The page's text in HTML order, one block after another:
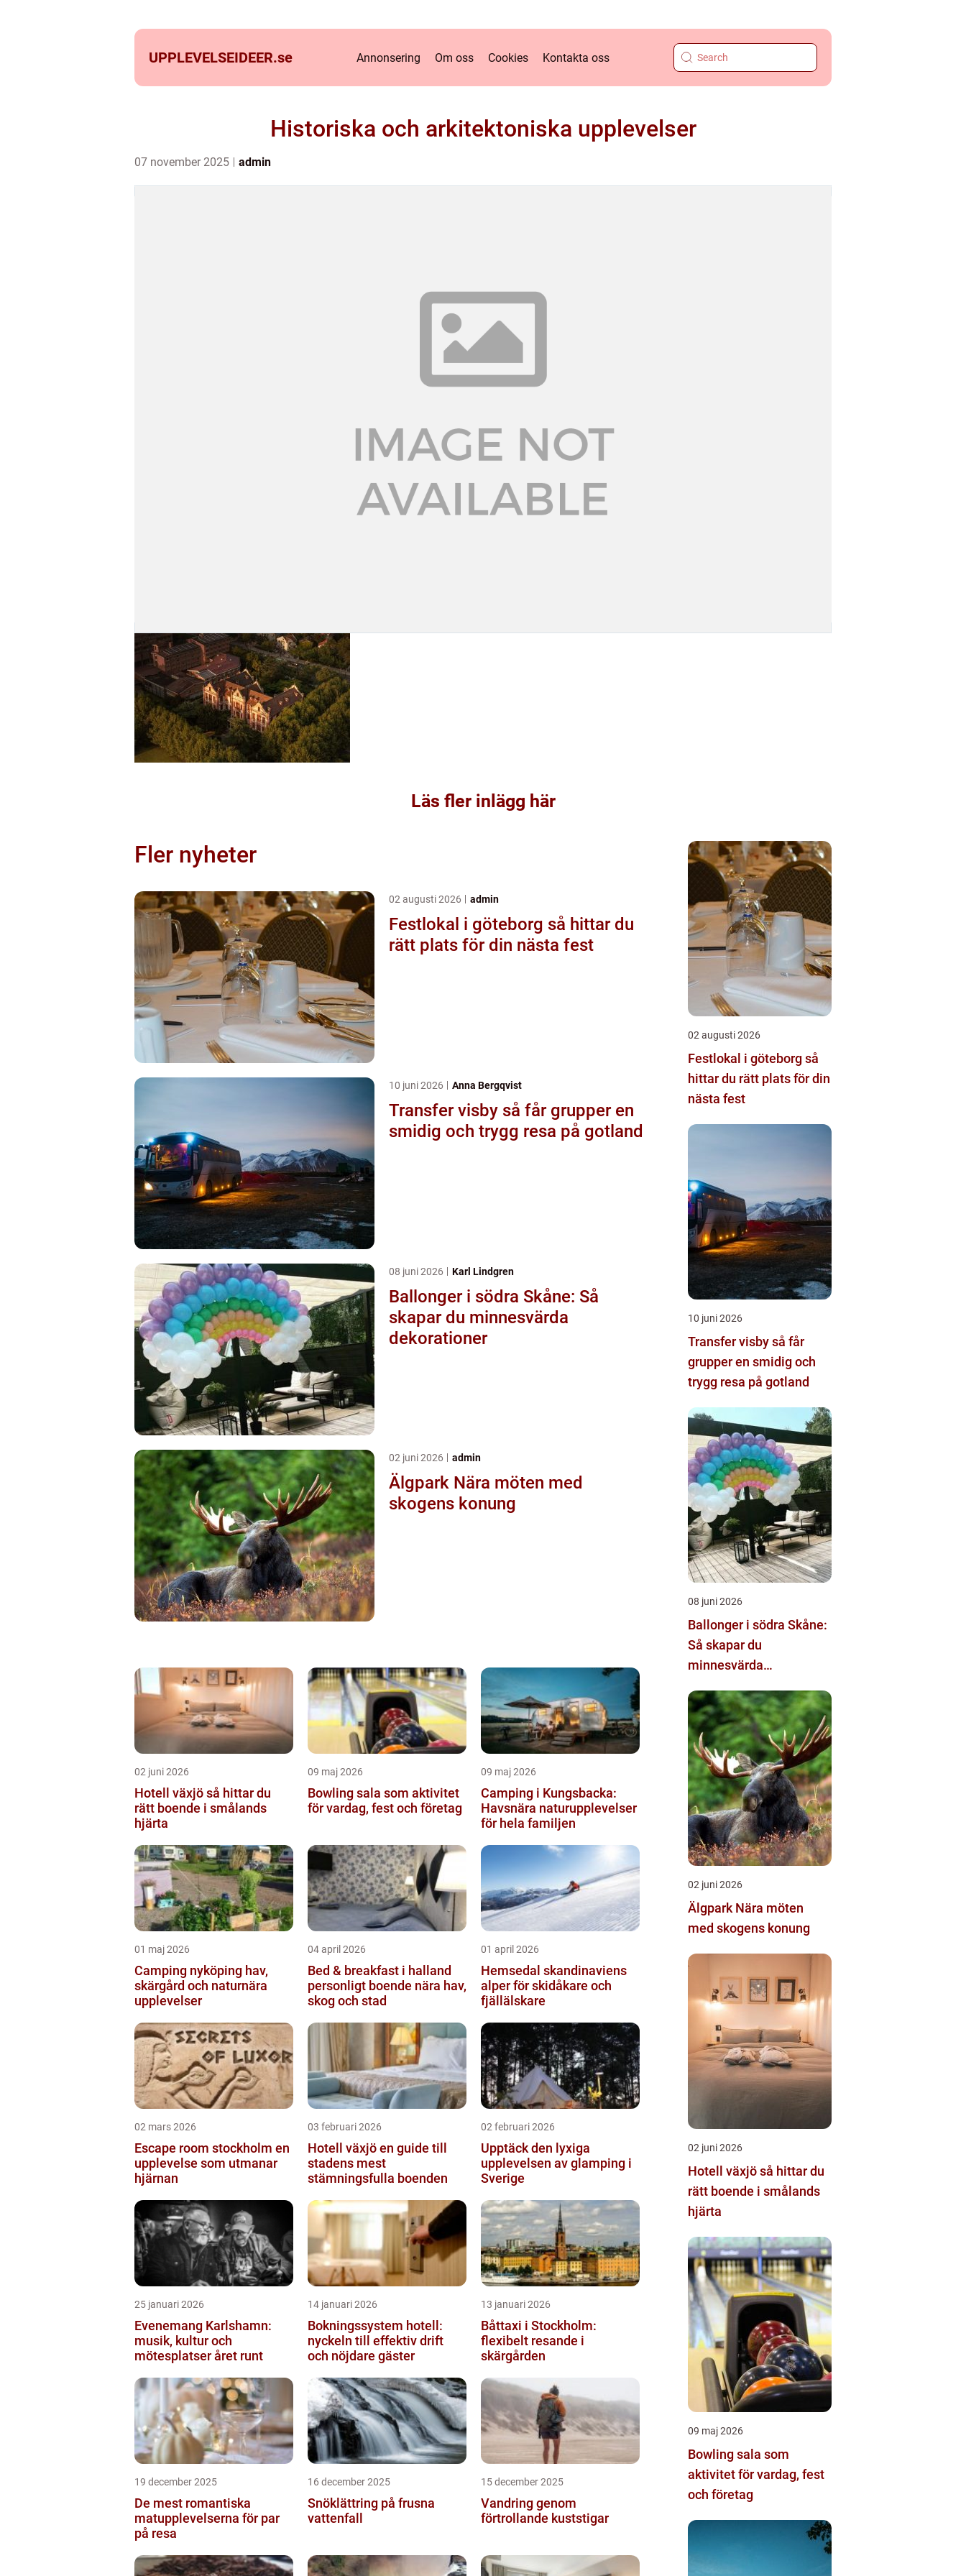
UPPLEVELSEIDEER.se Annonsering Om oss Cookies Kontakta oss
Historiska och arkitektoniska upplevelser
07 november 2025 admin
Läs fler inlägg här
Fler nyheter
02 augusti 2026 admin
Festlokal i göteborg så hittar du
rätt plats för din nästa fest
10 juni 2026 Anna Bergqvist
Transfer visby så får grupper en
smidig och trygg resa på gotland
08 juni 2026 Karl Lindgren
Ballonger i södra Skåne: Så
skapar du minnesvärda
dekorationer
02 juni 2026 admin
Älgpark Nära möten med
skogens konung
02 juni 2026
Hotell växjö så hittar du
rätt boende i smålands
hjärta
09 maj 2026
Bowling sala som aktivitet
för vardag, fest och företag
09 maj 2026
Camping i Kungsbacka:
Havsnära naturupplevelser
för hela familjen
01 maj 2026
Camping nyköping hav,
skärgård och naturnära
upplevelser
04 april 2026
Bed & breakfast i halland
personligt boende nära hav,
skog och stad
01 april 2026
Hemsedal skandinaviens
alper för skidåkare och
fjällälskare
02 mars 2026
Escape room stockholm en
upplevelse som utmanar
hjärnan
03 februari 2026
Hotell växjö en guide till
stadens mest
stämningsfulla boenden
02 februari 2026
Upptäck den lyxiga
upplevelsen av glamping i
Sverige
25 januari 2026
Evenemang Karlshamn:
musik, kultur och
mötesplatser året runt
14 januari 2026
Bokningssystem hotell:
nyckeln till effektiv drift
och nöjdare gäster
13 januari 2026
Båttaxi i Stockholm:
flexibelt resande i
skärgården
19 december 2025
De mest romantiska
matupplevelserna för par
på resa
16 december 2025
Snöklättring på frusna
vattenfall
15 december 2025
Vandring genom
förtrollande kuststigar
02 augusti 2026
Festlokal i göteborg så
hittar du rätt plats för din
nästa fest
10 juni 2026
Transfer visby så får
grupper en smidig och
trygg resa på gotland
08 juni 2026
Ballonger i södra Skåne:
Så skapar du
minnesvärda
02 juni 2026
Älgpark Nära möten
med skogens konung
02 juni 2026
Hotell växjö så hittar du
rätt boende i smålands
hjärta
09 maj 2026
Bowling sala som
aktivitet för vardag, fest
och företag